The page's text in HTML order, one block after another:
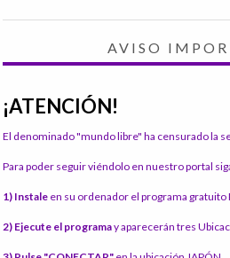
AVISO
¡ATENCIÓN!
El denominado "mundo libre" ha censurado la
Para poder seguir viéndolo en nuestro portal
1) Instale en su ordenador el programa gratuito
2) Ejecute el programay aparecerán tres